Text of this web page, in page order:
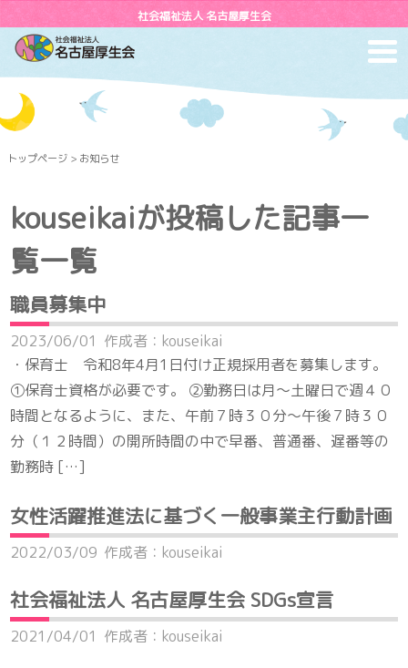
社会福祉法人 名古屋厚生会
トップページ > お知らせ
kouseikaiが投稿した記事一
覧一覧
職員募集中
2023/06/01 作成者：kouseikai
・保育士 令和8年4月1日付け正規採用者を募集します。
①保育士資格が必要です。 ②勤務日は月〜土曜日で週４０
時間となるように、また、午前７時３０分～午後７時３０
分（１２時間）の開所時間の中で早番、普通番、遅番等の
勤務時 […]
女性活躍推進法に基づく一般事業主行動計画
2022/03/09 作成者：kouseikai
社会福祉法人 名古屋厚生会 SDGs宣言
2021/04/01 作成者：kouseikai